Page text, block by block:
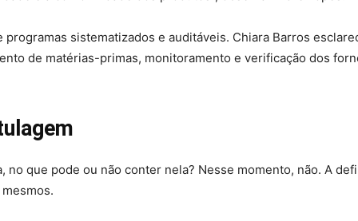
sistematizados e auditáveis. Chiara Barros
de matérias-primas, monitoramento e verificação dos
no que pode ou não conter nela? Nesse momento, não. A